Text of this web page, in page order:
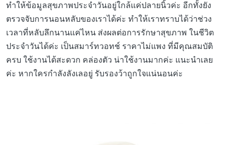
ทำให้ข้อมูลสุขภาพประจำวันอยู่ใกล้แค่ปลายนิ้วค่ะ อีกทั้งยัง
ตรวจจับการนอนหลับของเราได้ค่ะ ทำให้เราทราบได้ว่าช่วง
เวลาที่หลับลึกนานแค่ไหน ส่งผลต่อการรักษาสุขภาพ ในชีวิต
ประจำวันได้ค่ะ เป็นสมาร์ทวอทช์ ราคาไม่แพง ที่มีคุณสมบัติ
ครบ ใช้งานได้สะดวก คล่องตัว น่าใช้งานมากค่ะ แนะนำเลย
ค่ะ หากใครกำลังลังเลอยู่ รับรองว้าถูกใจแน่นอนค่ะ